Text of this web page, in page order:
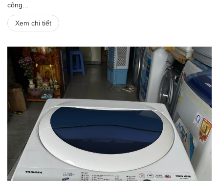
công...
Xem chi tiết